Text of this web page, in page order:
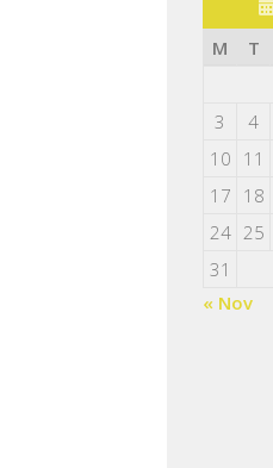
M
T
3
4
10 11
17 18
24 25
31
« Nov